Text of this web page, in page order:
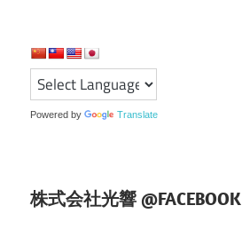
シ
ョ
Powered by Translate
株式会社光響 @FACEBOOK